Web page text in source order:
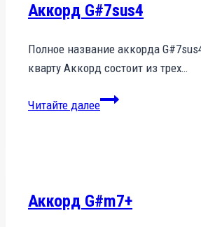
Аккорд G#7sus4
Полное название аккорда
кварту Аккорд состоит из трех…
Читайте далееАккорд
Аккорд G#m7+